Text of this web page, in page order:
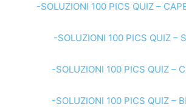
-SOLUZIONI 100 PICS QUIZ –
-SOLUZIONI 100 PICS QUIZ –
-SOLUZIONI 100 PICS QUIZ –
-SOLUZIONI 100 PICS QUIZ –